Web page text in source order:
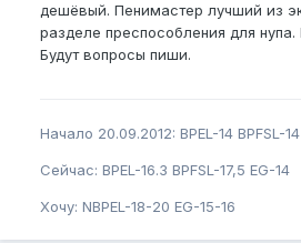
дешёвый. Пенимастер лучший из
разделе преспособления для
Будут вопросы пиши.
Начало 20.09.2012: BPEL-14 BPFSL-
Сейчас: BPEL-16.3 BPFSL-17,5 EG-14
Хочу: NBPEL-18-20 EG-15-16